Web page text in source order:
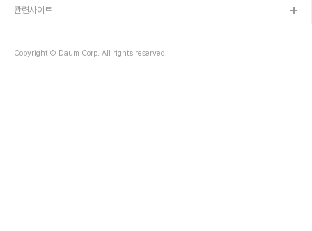
알고보니 불특정 다수가 내 글을 읽고 있더라. 그러다 출판사에서 연락
선후배 사이다..
Copyright © Daum Corp. All rights reserved.
관련사이트